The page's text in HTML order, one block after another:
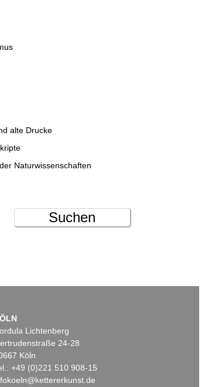
alte Drucke
Naturwissenschaften
Suchen
Lichtenberg
24-28
Köln
+49 (0)221 510 908-15